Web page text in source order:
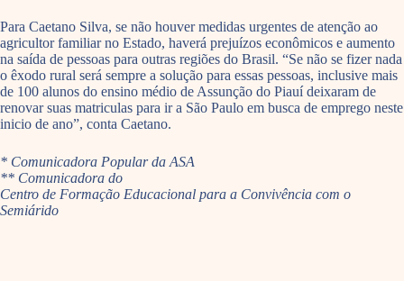
Para Caetano Silva, se não houver medidas urgentes de atenção ao
agricultor familiar no Estado, haverá prejuízos econômicos e aumento
na saída de pessoas para outras regiões do Brasil. “Se não se fizer nada
o êxodo rural será sempre a solução para essas pessoas, inclusive mais
de 100 alunos do ensino médio de Assunção do Piauí deixaram de
renovar suas matriculas para ir a São Paulo em busca de emprego neste
inicio de ano”, conta Caetano.
* Comunicadora Popular da ASA
** Comunicadora do
Centro de Formação Educacional para a Convivência com o
Semiárido